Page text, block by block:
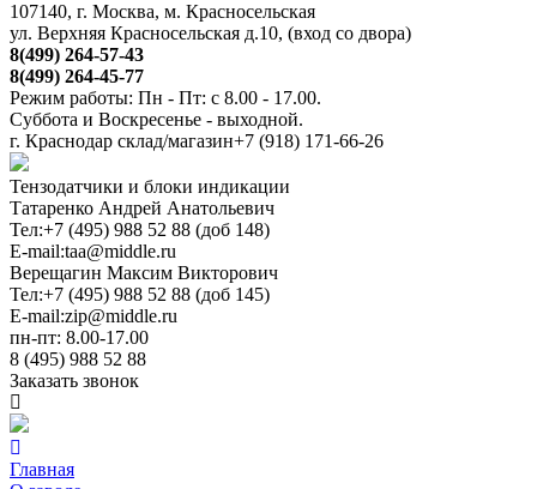
107140, г. Москва, м. Красносельская
ул. Верхняя Красносельская д.10, (вход со двора)
8(499) 264-57-43
8(499) 264-45-77
Режим работы: Пн - Пт: с 8.00 - 17.00.
Суббота и Воскресенье - выходной.
г. Краснодар склад/магазин+7 (918) 171-66-26
Тензодатчики и блоки индикации
Татаренко Андрей Анатольевич
Тел:+7 (495) 988 52 88 (доб 148)
E-mail:taa@middle.ru
Верещагин Максим Викторович
Тел:+7 (495) 988 52 88 (доб 145)
E-mail:zip@middle.ru
пн-пт: 8.00-17.00
8 (495) 988 52 88
Заказать звонок
Главная